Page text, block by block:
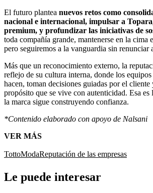
El futuro plantea nuevos retos como
nacional e internacional, impulsar a
premium, y profundizar las iniciativas de
toda compañía grande, mantenerse en la cima
pero seguiremos a la vanguardia sin renunciar
Más que un reconocimiento externo, la
reflejo de su cultura interna, donde los
hacen, toman decisiones guiadas por el cliente
propósito que se vive con autenticidad. Esa es
la marca sigue construyendo confianza.
*Contenido elaborado con apoyo de Nalsani
VER MÁS
TottoModaReputación de las empresas
Le puede interesar